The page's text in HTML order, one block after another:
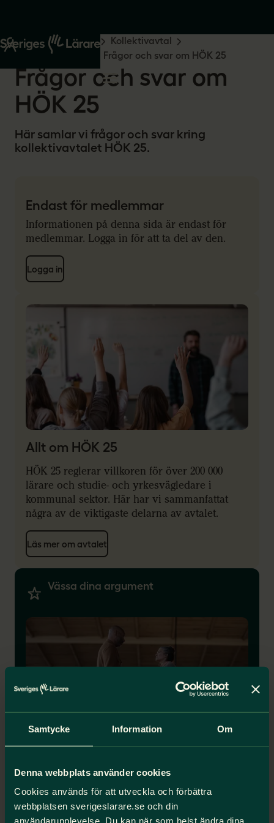
Samtycke Information Om
Denna webbplats använder cookies
Cookies används för att utveckla och förbättra
webbplatsen sverigeslarare.se och din
användarupplevelse. Du kan när som helst ändra dina
Start Råd och stöd
Kollektivavtal
Kommun och region
Frågor och svar om HÖK 25
Frågor och svar om
HÖK 25
Här samlar vi frågor och svar kring
kollektivavtalet HÖK 25.
Endast för medlemmar
Informationen på denna sida är endast för
medlemmar. Logga in för att ta del av den.
Logga in
Allt om HÖK 25
HÖK 25 reglerar villkoren för över 200 000
lärare och studie- och yrkesvägledare i
kommunal sektor. Här har vi sammanfattat
några av de viktigaste delarna av avtalet.
Läs mer om avtalet
Vässa dina argument
inom kommunal sektor
Kommunalt anställd? Med detta fördjupade
metodstöd kan du använda kollektivavtalet